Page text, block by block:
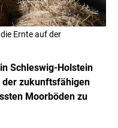
o
r
o
Ernte auf der
Schleswig-Holstein
der zukunftsfähigen
Moorböden zu